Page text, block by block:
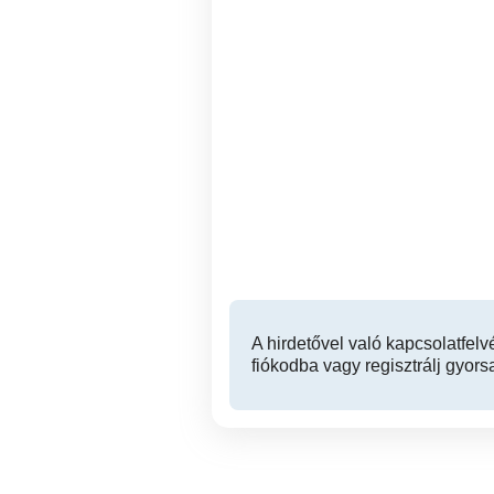
A hirdetővel való
fiókodba vagy regisztrálj